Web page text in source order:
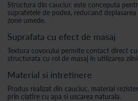
Structura din cauciuc este conceputa
suprafetele de podea, reducand
zone umede.
Suprafata cu efect de masaj
Textura covorului permite contact direct
structurata cu rol de masaj in utilizarea
Material si intretinere
Produs realizat din cauciuc, material
prin clatire cu apa si uscarea naturala.